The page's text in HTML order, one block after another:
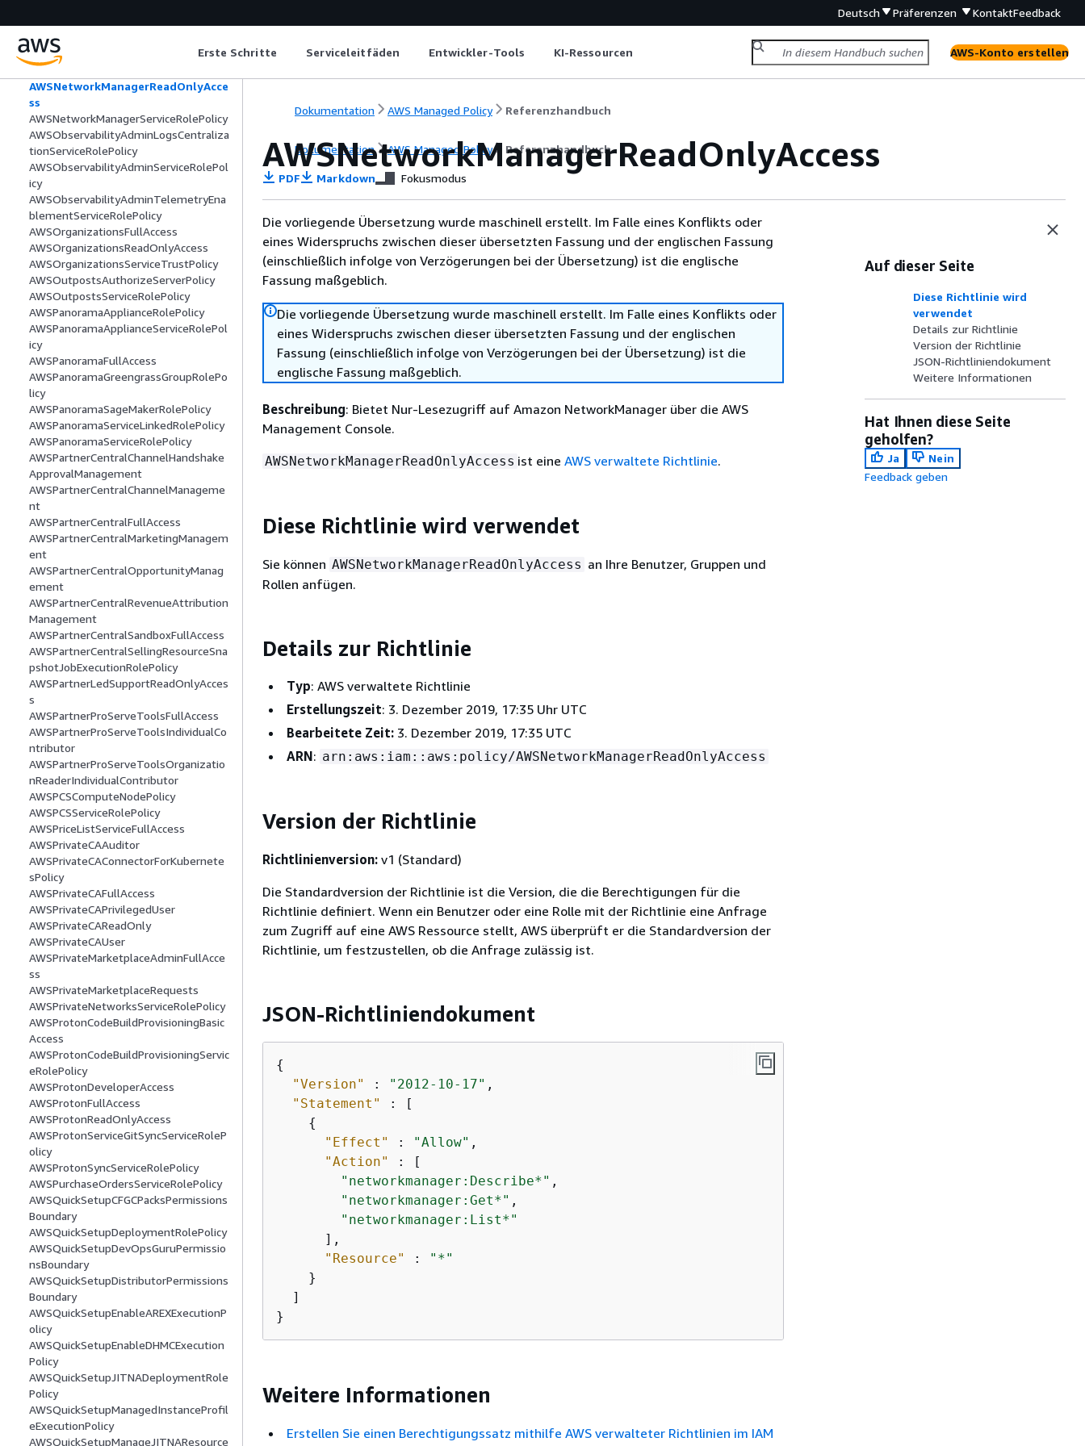
Deutsch Präferenzen KontaktFeedback
Erste Schritte Serviceleitfäden Entwickler-Tools KI-Ressourcen AWS-Konto erstellen
AWSNetworkManagerCloudWANService
RolePolicy
AWSNetworkManagerFullAccess
AWSNetworkManagerReadOnlyAcce
ss
AWSNetworkManagerServiceRolePolicy
AWSObservabilityAdminLogsCentraliza
tionServiceRolePolicy
AWSObservabilityAdminServiceRolePol
icy
AWSObservabilityAdminTelemetryEna
blementServiceRolePolicy
AWSOrganizationsFullAccess
AWSOrganizationsReadOnlyAccess
AWSOrganizationsServiceTrustPolicy
AWSOutpostsAuthorizeServerPolicy
AWSOutpostsServiceRolePolicy
AWSPanoramaApplianceRolePolicy
AWSPanoramaApplianceServiceRolePol
icy
AWSPanoramaFullAccess
AWSPanoramaGreengrassGroupRolePo
licy
AWSPanoramaSageMakerRolePolicy
AWSPanoramaServiceLinkedRolePolicy
AWSPanoramaServiceRolePolicy
AWSPartnerCentralChannelHandshake
ApprovalManagement
AWSPartnerCentralChannelManageme
nt
AWSPartnerCentralFullAccess
AWSPartnerCentralMarketingManagem
ent
AWSPartnerCentralOpportunityManag
ement
AWSPartnerCentralRevenueAttribution
Management
AWSPartnerCentralSandboxFullAccess
AWSPartnerCentralSellingResourceSna
pshotJobExecutionRolePolicy
AWSPartnerLedSupportReadOnlyAcces
s
AWSPartnerProServeToolsFullAccess
AWSPartnerProServeToolsIndividualCo
ntributor
AWSPartnerProServeToolsOrganizatio
nReaderIndividualContributor
AWSPCSComputeNodePolicy
AWSPCSServiceRolePolicy
AWSPriceListServiceFullAccess
AWSPrivateCAAuditor
AWSPrivateCAConnectorForKubernete
sPolicy
AWSPrivateCAFullAccess
AWSPrivateCAPrivilegedUser
AWSPrivateCAReadOnly
AWSPrivateCAUser
AWSPrivateMarketplaceAdminFullAcce
ss
AWSPrivateMarketplaceRequests
AWSPrivateNetworksServiceRolePolicy
AWSProtonCodeBuildProvisioningBasic
Access
AWSProtonCodeBuildProvisioningServic
eRolePolicy
AWSProtonDeveloperAccess
AWSProtonFullAccess
AWSProtonReadOnlyAccess
AWSProtonServiceGitSyncServiceRoleP
olicy
AWSProtonSyncServiceRolePolicy
AWSPurchaseOrdersServiceRolePolicy
AWSQuickSetupCFGCPacksPermissions
Boundary
AWSQuickSetupDeploymentRolePolicy
AWSQuickSetupDevOpsGuruPermissio
nsBoundary
AWSQuickSetupDistributorPermissions
Boundary
AWSQuickSetupEnableAREXExecutionP
olicy
AWSQuickSetupEnableDHMCExecution
Policy
AWSQuickSetupJITNADeploymentRole
Policy
AWSQuickSetupManagedInstanceProfil
eExecutionPolicy
AWSQuickSetupManageJITNAResource
Dokumentation AWS Managed Policy Referenzhandbuch
Dokumentation AWS Managed Policy Referenzhandbuch
AWSNetworkManagerReadOnlyAccess
PDF Markdown Fokusmodus
Die vorliegende Übersetzung wurde maschinell erstellt. Im Falle eines Konflikts oder
eines Widerspruchs zwischen dieser übersetzten Fassung und der englischen Fassung
(einschließlich infolge von Verzögerungen bei der Übersetzung) ist die englische
Fassung maßgeblich.
Die vorliegende Übersetzung wurde maschinell erstellt. Im Falle eines Konflikts oder
eines Widerspruchs zwischen dieser übersetzten Fassung und der englischen
Fassung (einschließlich infolge von Verzögerungen bei der Übersetzung) ist die
englische Fassung maßgeblich.
Beschreibung: Bietet Nur-Lesezugriff auf Amazon NetworkManager über die AWS
Management Console.
AWSNetworkManagerReadOnlyAccess ist eine AWS verwaltete Richtlinie.
Diese Richtlinie wird verwendet
Sie können AWSNetworkManagerReadOnlyAccess an Ihre Benutzer, Gruppen und
Rollen anfügen.
Details zur Richtlinie
Typ: AWS verwaltete Richtlinie
Erstellungszeit: 3. Dezember 2019, 17:35 Uhr UTC
Bearbeitete Zeit: 3. Dezember 2019, 17:35 UTC
ARN: arn:aws:iam::aws:policy/AWSNetworkManagerReadOnlyAccess
Version der Richtlinie
Richtlinienversion: v1 (Standard)
Die Standardversion der Richtlinie ist die Version, die die Berechtigungen für die
Richtlinie definiert. Wenn ein Benutzer oder eine Rolle mit der Richtlinie eine Anfrage
zum Zugriff auf eine AWS Ressource stellt, AWS überprüft er die Standardversion der
Richtlinie, um festzustellen, ob die Anfrage zulässig ist.
JSON-Richtliniendokument
{
"Version"
: "2012-10-17" ,
"Statement"
: [
{
"Effect"
: "Allow" ,
"Action"
: [
"networkmanager:Describe*" ,
"networkmanager:Get*" ,
"networkmanager:List*"
      ],
"Resource"
:
"*"
    }
  ]
}
Weitere Informationen
Erstellen Sie einen Berechtigungssatz mithilfe AWS verwalteter Richtlinien im IAM
Auf dieser Seite
Diese Richtlinie wird
verwendet
Details zur Richtlinie
Version der Richtlinie
JSON-Richtliniendokument
Weitere Informationen
Hat Ihnen diese Seite
geholfen?
Ja
Nein
Feedback geben